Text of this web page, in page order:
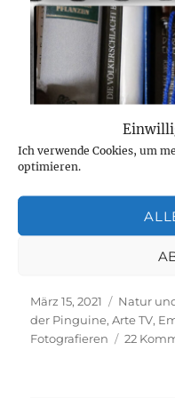
Ich verwende Cookies, um
optimieren.
Aber jetzt erstmal
Veröffentlicht
am
März 15, 2021 Natur
der Pinguine,Arte TV,
Fotografieren
22